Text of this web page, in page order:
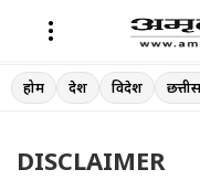
Skip
to
होम देश विदेश
DISCLAIMER